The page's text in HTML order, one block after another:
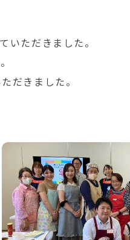
いただきました。
だきました。